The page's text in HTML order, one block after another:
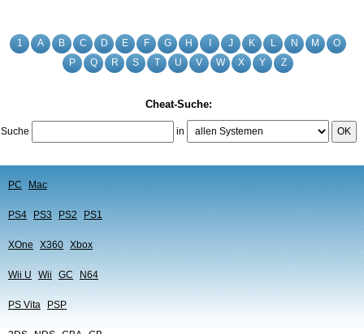
1 A B C D E F G H J K L N M
O
P
Q R S T U V W X Y Z
Cheat-Suche:
Suche in OK
PC Mac
PS4 PS3 PS2 PS1
XOne X360 Xbox
Wii U Wii GC N64
PS Vita PSP